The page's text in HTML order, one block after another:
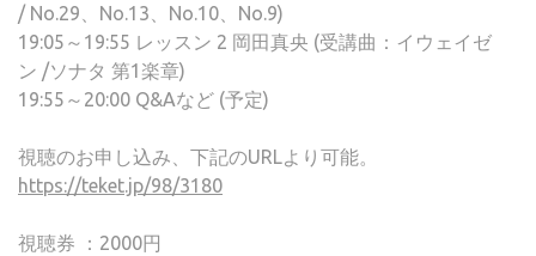
/ No.29、No.13、No.10、No.9)
19:05～19:55 レッスン 2 岡田真央 (受講曲：イウェイゼ
ン /ソナタ 第1楽章)
19:55～20:00 Q&Aなど (予定)
視聴のお申し込み、下記のURLより可能。
https://teket.jp/98/3180
視聴券 ：2000円